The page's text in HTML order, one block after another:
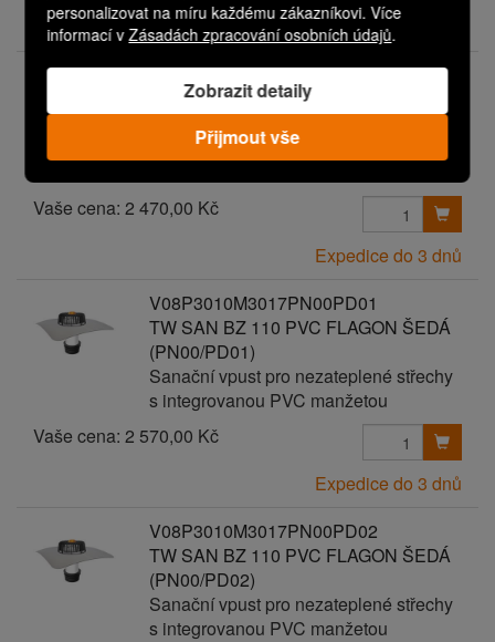
personalizovat na míru každému zákazníkovi. Více
informací vZásadách zpracování osobních údajů.
Zobrazit detaily
Přijmout vše
Expedice do 3 dnů
V08P3010M3017PN00PD00
TW SAN BZ 110 PVC FLAGON ŠEDÁ
Sanační vpust pro nezateplené střechy
s integrovanou PVC manžetou
Vaše cena: 2 470,00 Kč
Expedice do 3 dnů
V08P3010M3017PN00PD01
TW SAN BZ 110 PVC FLAGON ŠEDÁ
(PN00/PD01)
Sanační vpust pro nezateplené střechy
s integrovanou PVC manžetou
Vaše cena: 2 570,00 Kč
Expedice do 3 dnů
V08P3010M3017PN00PD02
TW SAN BZ 110 PVC FLAGON ŠEDÁ
(PN00/PD02)
Sanační vpust pro nezateplené střechy
s integrovanou PVC manžetou